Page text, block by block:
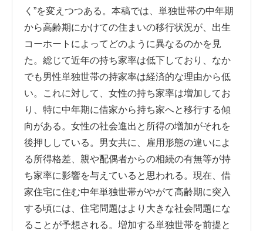
く”を変えつつある。本稿では、単独世帯の中年期
から高齢期にかけての住まいの移行状況が、出生
コーホートによってどのように異なるのかを見
た。総じて近年の持ち家率は低下しており、なか
でも男性単独世帯の持家率は経済的な理由から低
い。これに対して、女性の持ち家率は増加してお
り、特に中年期に借家から持ち家へと移行する傾
向がある。女性の社会進出と所得の増加がそれを
後押ししている。男女共に、雇用形態の違いによ
る所得格差、親や配偶者からの相続の有無等が持
ち家率に影響を与えていると思われる。現在、借
家住宅に住む中年単独世帯がやがて高齢期に突入
する頃には、住宅問題はより大きな社会問題にな
ることが予想される。増加する単独世帯を前提と